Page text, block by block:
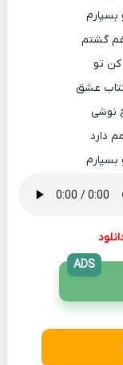
بسپارم
گشتم
تو
عشق
نوشی
دارد
بسپارم
ADS